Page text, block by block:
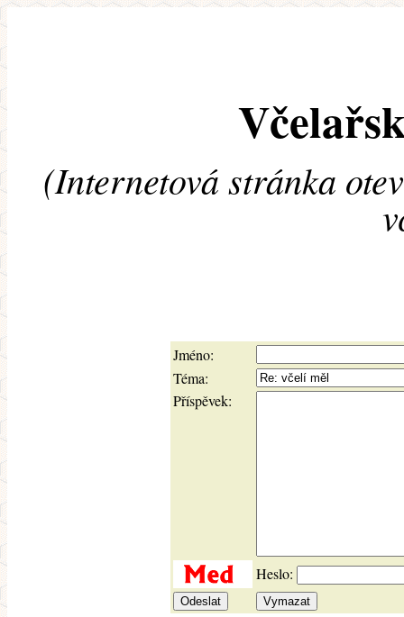
(Internetová stránka
Jméno:
Téma:
Příspěvek:
Heslo: